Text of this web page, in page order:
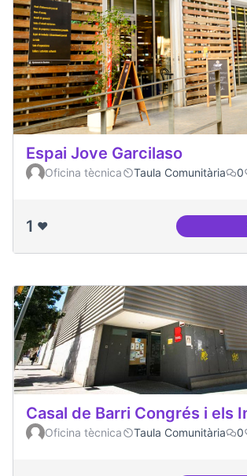
Espai Jove Garcilaso
Oficina tècnica Taula Comunitària 0
1 ❤️
Casal de Barri Congrés i els
Oficina tècnica Taula Comunitària 0